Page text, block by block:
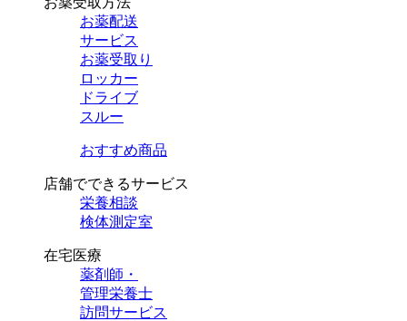
お薬配送
サービス
お薬受取り
ロッカー
ドライブ
スルー
おすすめ商品
店舗でできるサービス
栄養相談
検体測定室
在宅医療
薬剤師・
管理栄養士
訪問サービス